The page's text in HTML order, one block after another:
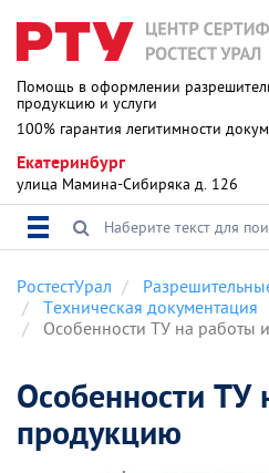
Помощь в оформлении
продукцию и услуги
100% гарантия легитимности
Екатеринбург
улица Мамина-Сибиряка д. 126
РостестУрал
Техническая документация
Особенности ТУ на работы
Особенности ТУ
продукцию